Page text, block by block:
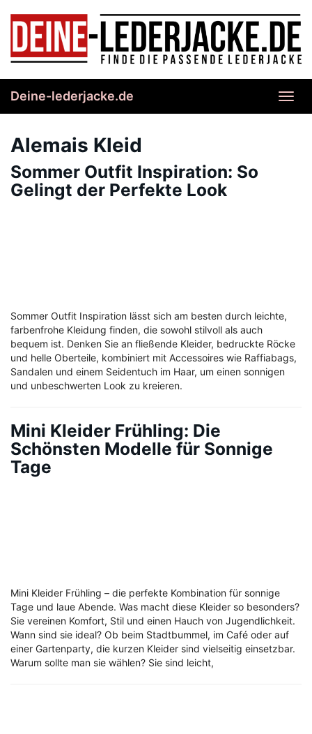
content
Deine-lederjacke.de
Alemais Kleid
Sommer Outfit Inspiration: So
Gelingt der Perfekte Look
Sommer Outfit Inspiration lässt sich am besten durch leichte,
farbenfrohe Kleidung finden, die sowohl stilvoll als auch
bequem ist. Denken Sie an fließende Kleider, bedruckte Röcke
und helle Oberteile, kombiniert mit Accessoires wie Raffiabags,
Sandalen und einem Seidentuch im Haar, um einen sonnigen
und unbeschwerten Look zu kreieren.
Mini Kleider Frühling: Die
Schönsten Modelle für Sonnige
Tage
Mini Kleider Frühling – die perfekte Kombination für sonnige
Tage und laue Abende. Was macht diese Kleider so besonders?
Sie vereinen Komfort, Stil und einen Hauch von Jugendlichkeit.
Wann sind sie ideal? Ob beim Stadtbummel, im Café oder auf
einer Gartenparty, die kurzen Kleider sind vielseitig einsetzbar.
Warum sollte man sie wählen? Sie sind leicht,